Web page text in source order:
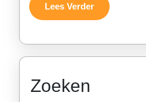
Lees VerderLees
Verder
Zoeken